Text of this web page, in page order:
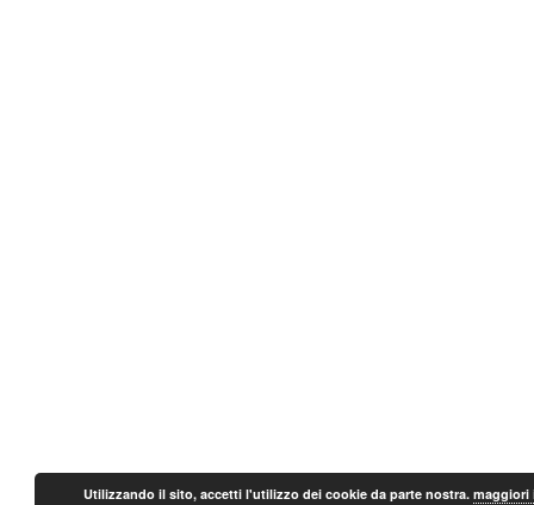
Utilizzando il sito, accetti l'utilizzo dei cookie da parte nostra. maggiori